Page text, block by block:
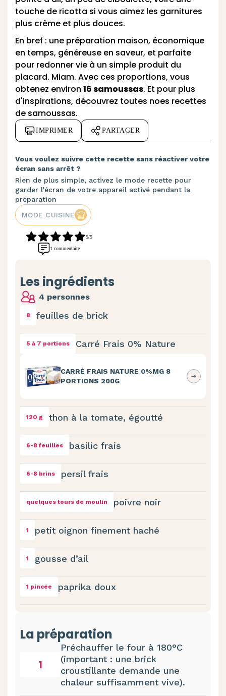
touche de ricotta si vous aimez les garnitures
plus crème et plus douces.
En bref : une préparation maison, économique
en temps, généreuse en saveur, et parfaite
pour redonner vie à un simple produit du
placard. Miam. Avec ces proportions, vous
obtenez environ 16 samoussas. Et pour plus
d'inspirations, découvrez toutes noes recettes
de samoussas.
IMPRIMER PARTAGER
Vous voulez suivre cette recette sans réactiver votre
écran sans arrêt ?
Rien de plus simple, activez le mode recette pour
garder l'écran de votre appareil activé pendant la
préparation
MODE CUISINE
5/5
1 commentaire
Les ingrédients
4 personnes
8 feuilles de brick
5 à 7 portions Carré Frais 0% Nature
CARRÉ FRAIS NATURE 0%MG 8
PORTIONS 200G
120 g thon à la tomate, égoutté
6-8 feuilles basilic frais
6-8 brins persil frais
quelques tours de moulin poivre noir
1 petit oignon finement haché
1 gousse d’ail
1 pincée paprika doux
La préparation
1
Préchauffer le four à 180°C
(important : une brick
croustillante demande une
chaleur suffisamment vive).